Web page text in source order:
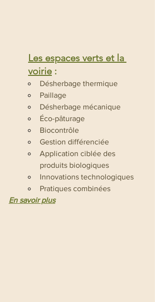
Les espaces verts et la
voirie :
Désherbage thermique
Paillage
Désherbage mécanique
Éco-pâturage
Biocontrôle
Gestion différenciée
Application ciblée des
produits biologiques
Innovations technologiques
Pratiques combinées
En savoir plus